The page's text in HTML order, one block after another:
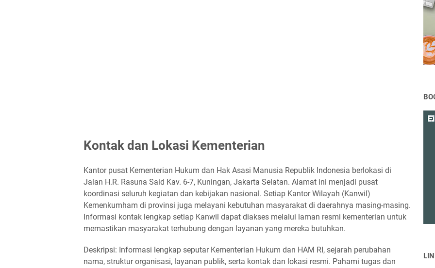
Kontak dan Lokasi Kementerian
Kantor pusat Kementerian Hukum dan Hak Asasi Manusia Republik Indonesia berlokasi di
Jalan H.R. Rasuna Said Kav. 6-7, Kuningan, Jakarta Selatan. Alamat ini menjadi pusat
koordinasi seluruh kegiatan dan kebijakan nasional. Setiap Kantor Wilayah (Kanwil)
Kemenkumham di provinsi juga melayani kebutuhan masyarakat di daerahnya masing-masing.
Informasi kontak lengkap setiap Kanwil dapat diakses melalui laman resmi kementerian untuk
memastikan masyarakat terhubung dengan layanan yang mereka butuhkan.
Deskripsi: Informasi lengkap seputar Kementerian Hukum dan HAM RI, sejarah perubahan
nama, struktur organisasi, layanan publik, serta kontak dan lokasi resmi. Pahami tugas dan